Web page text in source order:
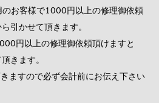
のお客様で1000円以上の修理御依頼
引かせて頂きます。
円以上の修理御依頼頂けますと
きます。
ますので必ず会計前にお伝え下さい